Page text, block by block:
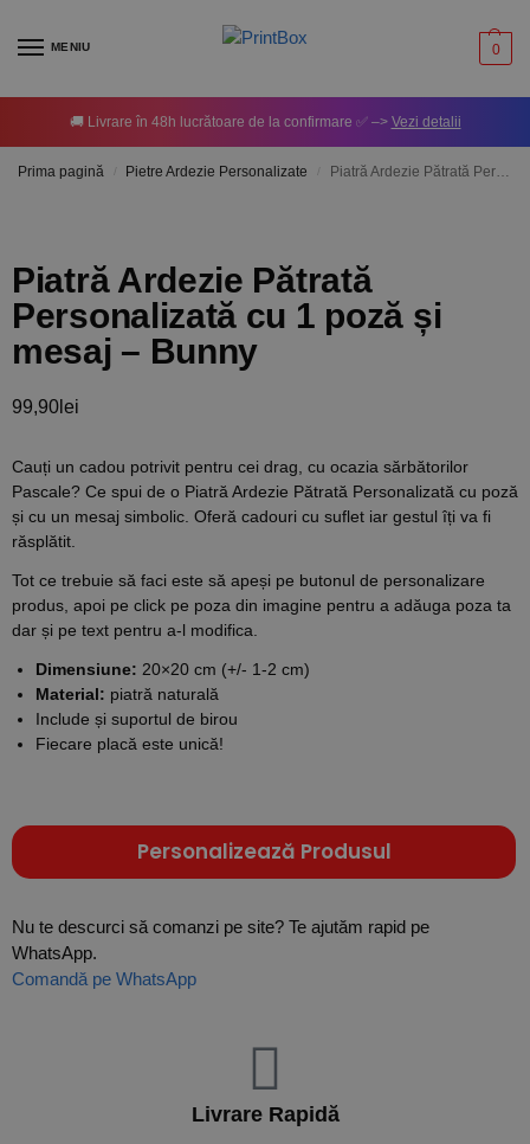
MENIU 0
🚚 Livrare în 48h lucrătoare de la confirmare ✅ –> Vezi detalii
Prima pagină Pietre Ardezie Personalizate Piatră Ardezie Pătrată Personalizată cu 1 poză și mesaj – Bunny
Piatră Ardezie Pătrată
Personalizată cu 1 poză și
mesaj – Bunny
99,90 lei
Cauți un cadou potrivit pentru cei drag, cu ocazia sărbătorilor
Pascale? Ce spui de o Piatră Ardezie Pătrată Personalizată cu poză
și cu un mesaj simbolic. Oferă cadouri cu suflet iar gestul îți va fi
răsplătit.
Tot ce trebuie să faci este să apeși pe butonul de personalizare
produs, apoi pe click pe poza din imagine pentru a adăuga poza ta
dar și pe text pentru a-l modifica.
Dimensiune: 20×20 cm (+/- 1-2 cm)
Material: piatră naturală
Include și suportul de birou
Fiecare placă este unică!
Personalizează Produsul
Nu te descurci să comanzi pe site? Te ajutăm rapid pe
WhatsApp.
Comandă pe WhatsApp
Livrare Rapidă​